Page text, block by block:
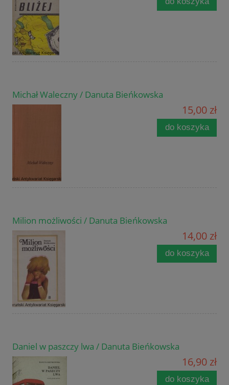
Michał Waleczny / Danuta Bieńkowska
15,00 zł
do koszyka
Milion możliwości / Danuta Bieńkowska
14,00 zł
do koszyka
Daniel w paszczy lwa / Danuta Bieńkowska
16,90 zł
do koszyka